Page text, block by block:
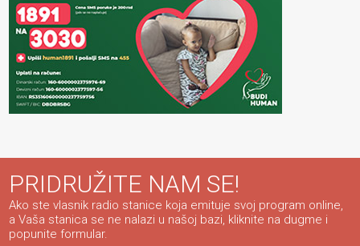
PRIDRUŽITE NAM SE!
Ako ste vlasnik radio stanice koja emituje svoj program online,
a Vaša stanica se ne nalazi u našoj bazi, kliknite na dugme i
popunite formular.